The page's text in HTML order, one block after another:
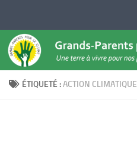
ÉTIQUETÉ :ACTION CLIMATIQUE